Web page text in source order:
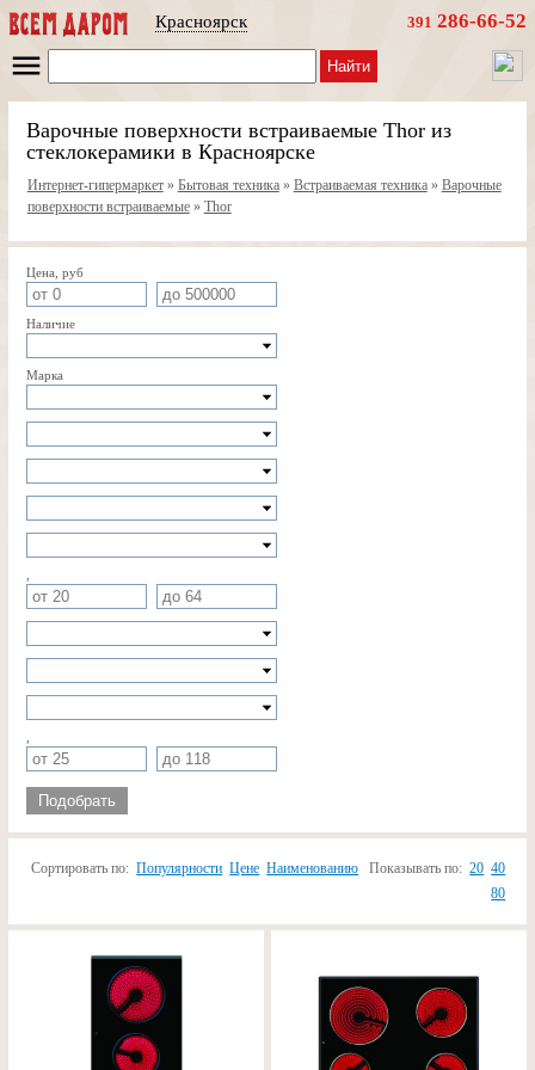
Красноярск 391 286-66-52
Найти
Варочные поверхности встраиваемые Thor из
стеклокерамики в Красноярске
Интернет-гипермаркет» Бытовая техника» Встраиваемая техника» Варочные
поверхности встраиваемые» Thor
Цена, руб
Наличие
Марка
Подобрать
Сортировать по: Популярности Цене Наименованию Показывать по: 20 40
80